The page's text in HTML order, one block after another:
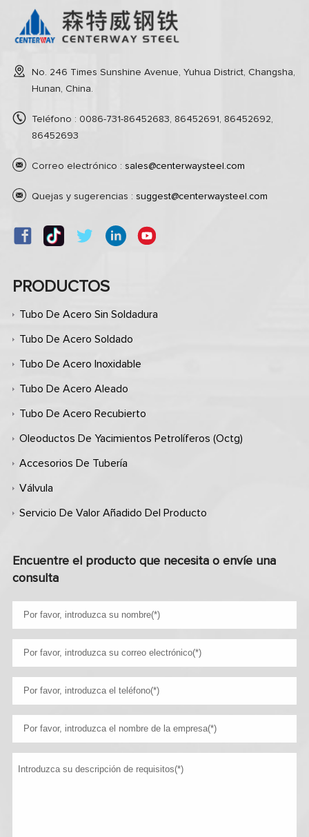
No. 246 Times Sunshine Avenue, Yuhua District, Changsha,
Hunan, China.
Teléfono : 0086-731-86452683, 86452691, 86452692,
86452693
Correo electrónico : sales@centerwaysteel.com
Quejas y sugerencias : suggest@centerwaysteel.com
PRODUCTOS
Tubo De Acero Sin Soldadura
Tubo De Acero Soldado
Tubo De Acero Inoxidable
Tubo De Acero Aleado
Tubo De Acero Recubierto
Oleoductos De Yacimientos Petrolíferos (octg)
Accesorios De Tubería
Válvula
Servicio De Valor Añadido Del Producto
Encuentre el producto que necesita o envíe una
consulta